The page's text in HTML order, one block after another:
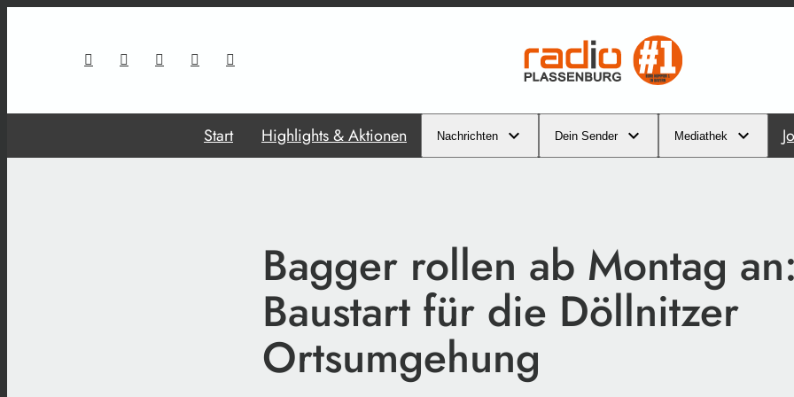
Start Highlights & Aktionen Nachrichten Dein Sender Mediathek
Bagger rollen ab Montag an:
Baustart für die Döllnitzer
Ortsumgehung